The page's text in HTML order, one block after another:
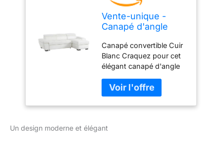
Vente-unique -
Canapé d'angle
JONOVA - Blanc -
Angle Droit
Canapé convertible Cuir
Blanc Craquez pour cet
élégant canapé d'angle
de vachette ! Vous serez
séduits par ses
accoudoirs relevables,
coffre de rangement !
Un design moderne et élégant